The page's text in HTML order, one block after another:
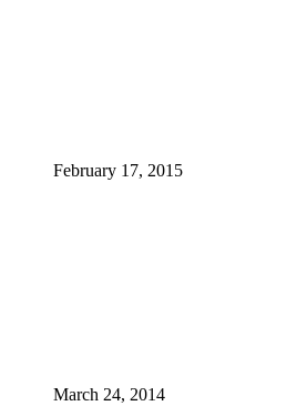
February 17, 2015
March 24, 2014